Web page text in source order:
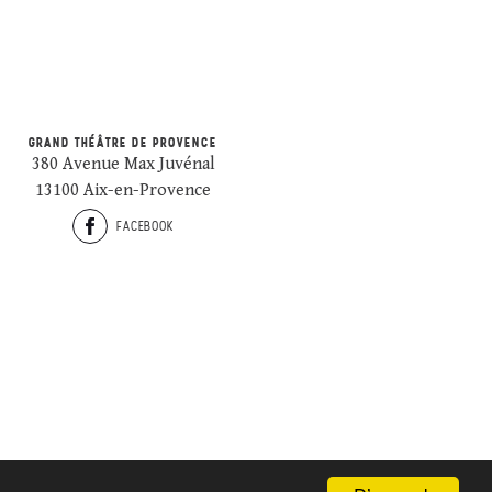
GRAND THÉÂTRE DE PROVENCE
380 Avenue Max Juvénal
13100 Aix-en-Provence
FACEBOOK